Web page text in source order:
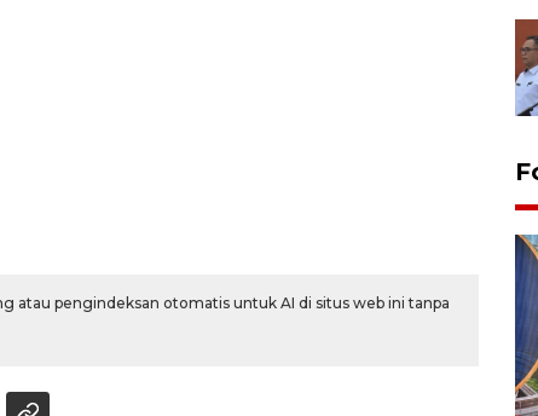
atau pengindeksan otomatis untuk AI di situs web ini tanpa